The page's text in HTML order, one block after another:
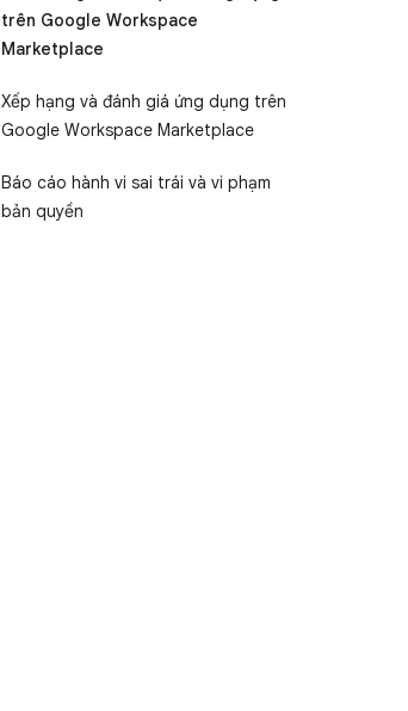
trên Google Workspace
Marketplace
Xếp hạng và đánh giá ứng dụng trên
Google Workspace Marketplace
Báo cáo hành vi sai trái và vi phạm
bản quyền